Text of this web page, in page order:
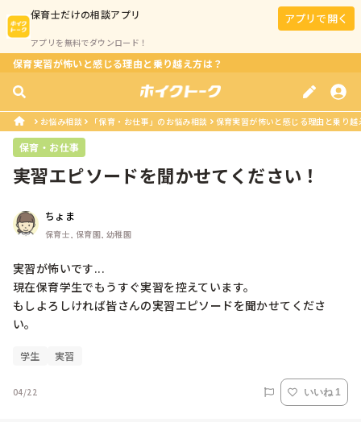
保育士だけの相談アプリ
アプリを無料でダウンロード！
アプリで開く
保育実習が怖いと感じる理由と乗り越え方は？
お悩み相談 「保育・お仕事」のお悩み相談 保育実習が怖いと感じる理由と乗り越
保育・お仕事
実習エピソードを聞かせてください！
ちょま
保育士, 保育園, 幼稚園
実習が怖いです...
現在保育学生でもうすぐ実習を控えています。
もしよろしければ皆さんの実習エピソードを聞かせてくださ
い。
学生 実習
04/22 いいね 1